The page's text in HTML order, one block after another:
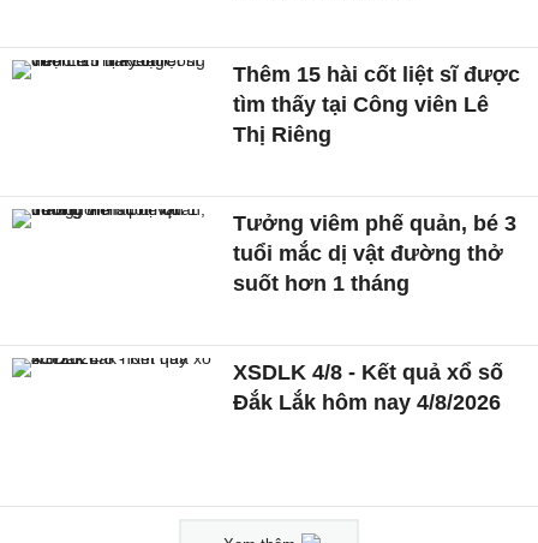
Thêm 15 hài cốt liệt sĩ được
tìm thấy tại Công viên Lê
Thị Riêng
Tưởng viêm phế quản, bé 3
tuổi mắc dị vật đường thở
suốt hơn 1 tháng
XSDLK 4/8 - Kết quả xổ số
Đắk Lắk hôm nay 4/8/2026